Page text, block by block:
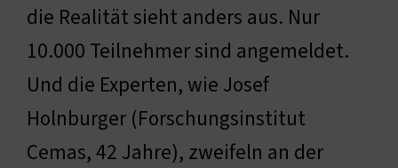
die Realität sieht anders aus. Nur
10.000 Teilnehmer sind angemeldet.
Und die Experten, wie Josef
Holnburger (Forschungsinstitut
Cemas, 42 Jahre), zweifeln an der